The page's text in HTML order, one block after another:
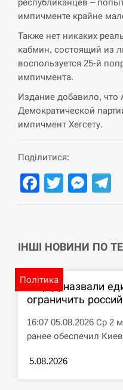
12:53
США обсуждают
Украины,
СЕРПЕНЬ
12:40
Латвія готова
СЕРПЕНЬ
Силы обороны
переправу,
12:10
циклоспорозу,
СЕРПЕНЬ
11:53
Под огнем
почта”: что
СЕРПЕНЬ
импичменте крайне
Также нет никаких
кабмин, состоящий из
воспользуется 25-й
импичмента.
Издание добавило, что
Демократической
импичмент Хегсету.
Поділитися:
Facebook
Twitter
ІНШІ НОВИНИ ПО
Політика
В ЦПД назвали
ограничить
16:07 05.08.2026 Ср 2
ранее обеспечил
5.08.2026